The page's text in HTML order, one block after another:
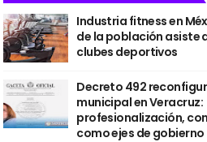
Industria fitness en
de la población asiste
clubes deportivos
Decreto 492
municipal en Veracruz:
profesionalización,
como ejes de gobierno